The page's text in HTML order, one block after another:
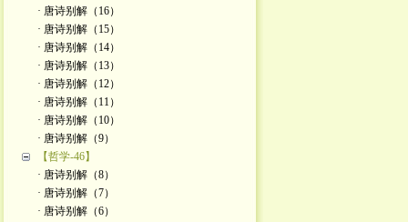
· 唐诗别解（16）
· 唐诗别解（15）
· 唐诗别解（14）
· 唐诗别解（13）
· 唐诗别解（12）
· 唐诗别解（11）
· 唐诗别解（10）
· 唐诗别解（9）
【哲学-46】
· 唐诗别解（8）
· 唐诗别解（7）
· 唐诗别解（6）